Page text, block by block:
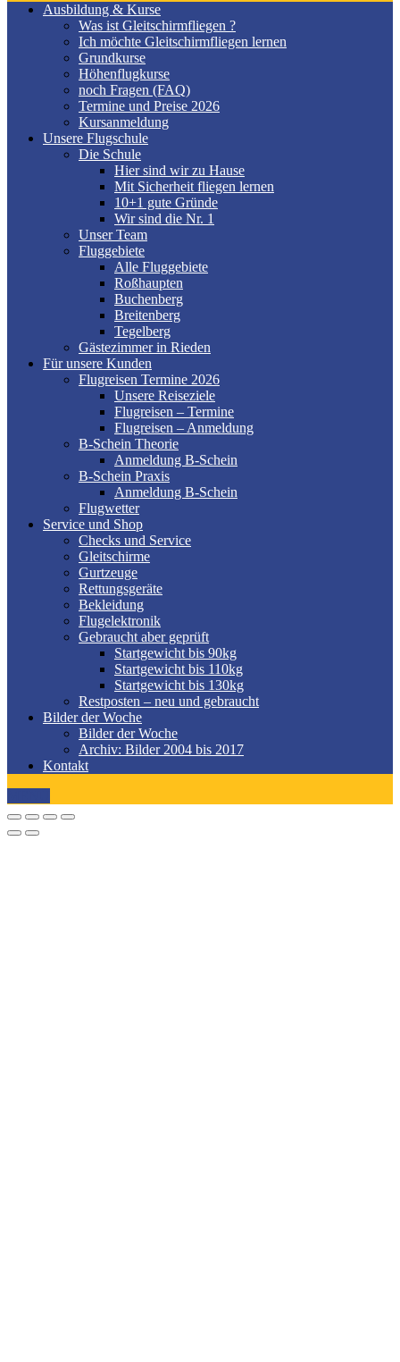
Ausbildung & Kurse
Was ist Gleitschirmfliegen ?
Ich möchte Gleitschirmfliegen lernen
Grundkurse
Höhenflugkurse
noch Fragen (FAQ)
Termine und Preise 2026
Kursanmeldung
Unsere Flugschule
Die Schule
Hier sind wir zu Hause
Mit Sicherheit fliegen lernen
10+1 gute Gründe
Wir sind die Nr. 1
Unser Team
Fluggebiete
Alle Fluggebiete
Roßhaupten
Buchenberg
Breitenberg
Tegelberg
Gästezimmer in Rieden
Für unsere Kunden
Flugreisen Termine 2026
Unsere Reiseziele
Flugreisen – Termine
Flugreisen – Anmeldung
B-Schein Theorie
Anmeldung B-Schein
B-Schein Praxis
Anmeldung B-Schein
Flugwetter
Service und Shop
Checks und Service
Gleitschirme
Gurtzeuge
Rettungsgeräte
Bekleidung
Flugelektronik
Gebraucht aber geprüft
Startgewicht bis 90kg
Startgewicht bis 110kg
Startgewicht bis 130kg
Restposten – neu und gebraucht
Bilder der Woche
Bilder der Woche
Archiv: Bilder 2004 bis 2017
Kontakt